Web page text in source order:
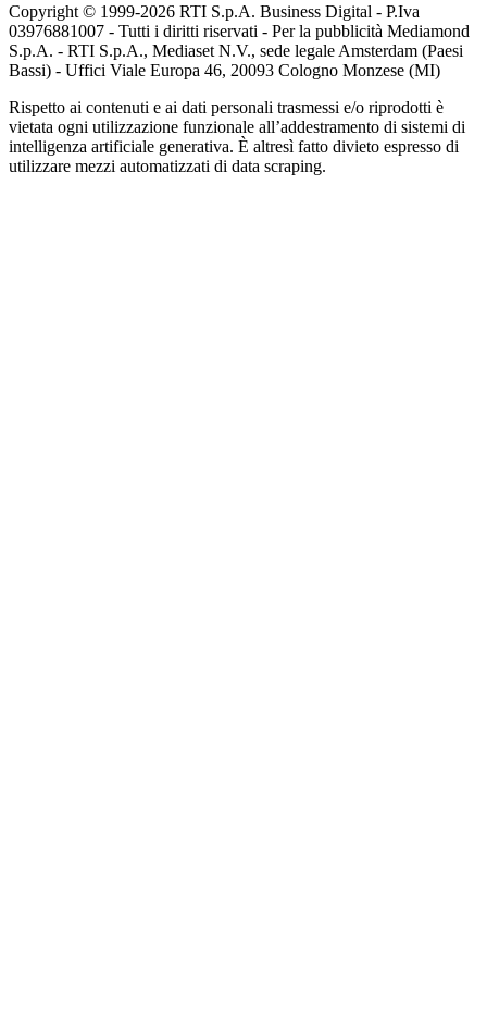
Copyright © 1999-2026 RTI S.p.A. Business Digital - P.Iva
03976881007 - Tutti i diritti riservati - Per la pubblicità Mediamond
S.p.A. - RTI S.p.A., Mediaset N.V., sede legale Amsterdam (Paesi
Bassi) - Uffici Viale Europa 46, 20093 Cologno Monzese (MI)
Rispetto ai contenuti e ai dati personali trasmessi e/o riprodotti è
vietata ogni utilizzazione funzionale all’addestramento di sistemi di
intelligenza artificiale generativa. È altresì fatto divieto espresso di
utilizzare mezzi automatizzati di data scraping.